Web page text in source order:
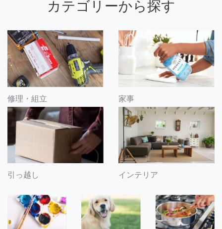
カテゴリーから探す
修理・組立 家事
引っ越し インテリア